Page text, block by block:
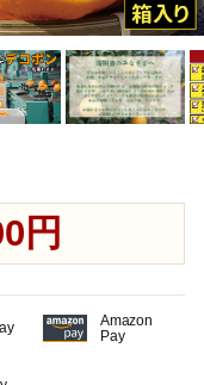
円
Amazon
Pay